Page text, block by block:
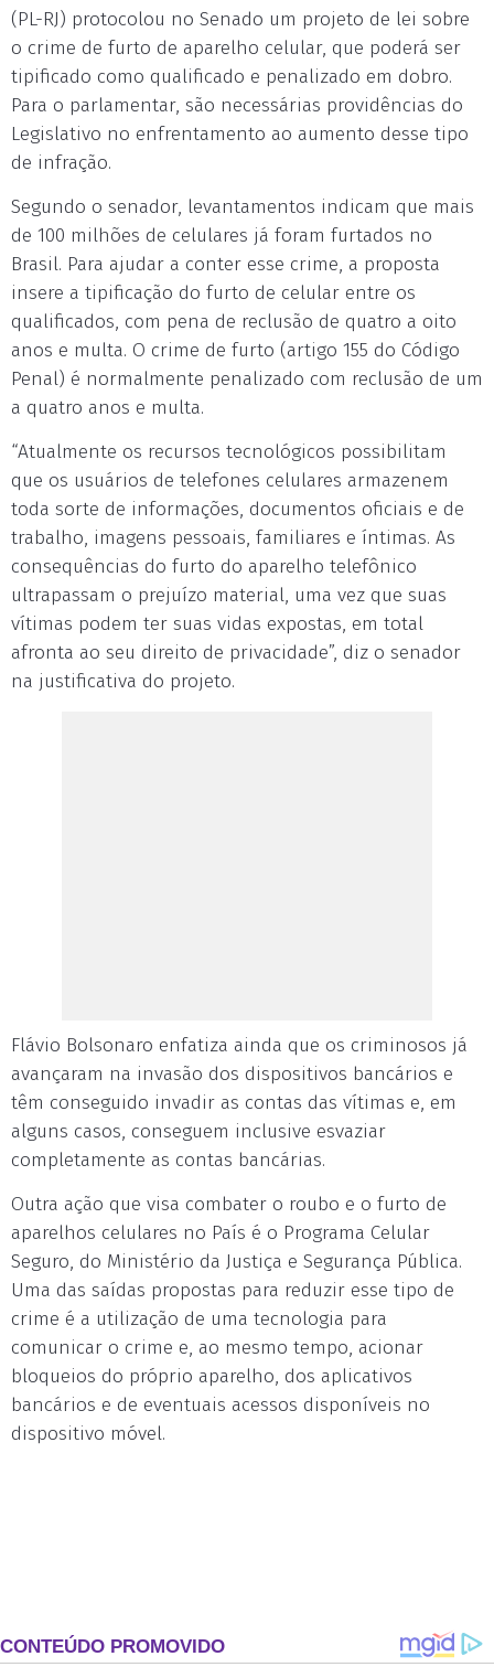
(PL-RJ) protocolou no Senado um projeto de lei sobre
o crime de furto de aparelho celular, que poderá ser
tipificado como qualificado e penalizado em dobro.
Para o parlamentar, são necessárias providências do
Legislativo no enfrentamento ao aumento desse tipo
de infração.
Segundo o senador, levantamentos indicam que mais
de 100 milhões de celulares já foram furtados no
Brasil. Para ajudar a conter esse crime, a proposta
insere a tipificação do furto de celular entre os
qualificados, com pena de reclusão de quatro a oito
anos e multa. O crime de furto (artigo 155 do Código
Penal) é normalmente penalizado com reclusão de um
a quatro anos e multa.
“Atualmente os recursos tecnológicos possibilitam
que os usuários de telefones celulares armazenem
toda sorte de informações, documentos oficiais e de
trabalho, imagens pessoais, familiares e íntimas. As
consequências do furto do aparelho telefônico
ultrapassam o prejuízo material, uma vez que suas
vítimas podem ter suas vidas expostas, em total
afronta ao seu direito de privacidade”, diz o senador
na justificativa do projeto.
Flávio Bolsonaro enfatiza ainda que os criminosos já
avançaram na invasão dos dispositivos bancários e
têm conseguido invadir as contas das vítimas e, em
alguns casos, conseguem inclusive esvaziar
completamente as contas bancárias.
Outra ação que visa combater o roubo e o furto de
aparelhos celulares no País é o Programa Celular
Seguro, do Ministério da Justiça e Segurança Pública.
Uma das saídas propostas para reduzir esse tipo de
crime é a utilização de uma tecnologia para
comunicar o crime e, ao mesmo tempo, acionar
bloqueios do próprio aparelho, dos aplicativos
bancários e de eventuais acessos disponíveis no
dispositivo móvel.